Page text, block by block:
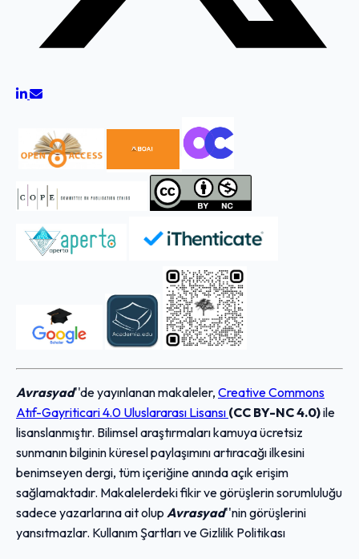
Avrasyad''de yayınlanan makaleler, Creative Commons
Atıf-Gayriticari 4.0 Uluslararası Lisansı (CC BY-NC 4.0)ile
lisanslanmıştır. Bilimsel araştırmaları kamuya ücretsiz
sunmanın bilginin küresel paylaşımını artıracağı ilkesini
benimseyen dergi, tüm içeriğine anında açık erişim
sağlamaktadır. Makalelerdeki fikir ve görüşlerin sorumluluğu
sadece yazarlarına ait olup Avrasyad''nin görüşlerini
yansıtmazlar. Kullanım Şartları ve Gizlilik Politikası